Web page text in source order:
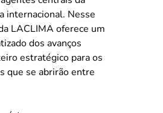
internacional. Nesse
LACLIMA oferece um
dos avanços
estratégico para os
que se abrirão entre